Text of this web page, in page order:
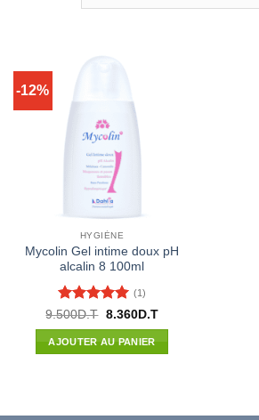
-12%
HYGIÈNE
Mycolin Gel intime doux pH
alcalin 8 100ml
Note5 sur
5
(1)
9.500D.T Le
initial
était :
8.360D.TLe
AJOUTER AU PANIER